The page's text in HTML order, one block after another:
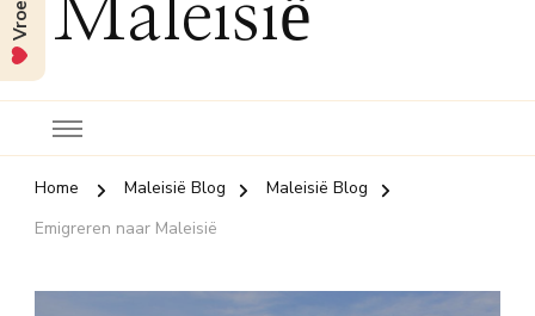
Maleisië
Home Maleisië Blog
Maleisië Blog
Emigreren naar Maleisië